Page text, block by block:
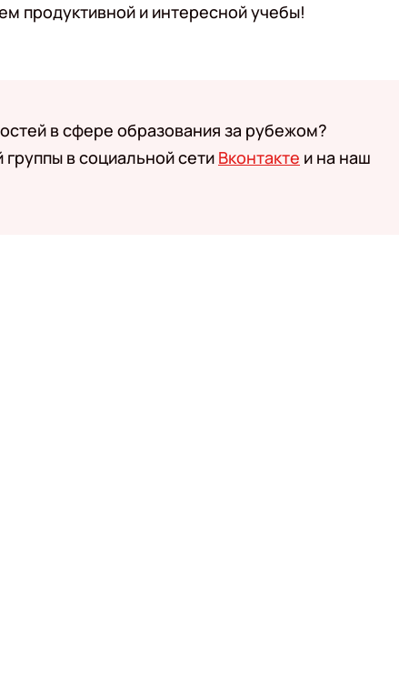
продуктивной и интересной учебы!
в сфере образования за рубежом?
в социальной сети Вконтакте и на наш